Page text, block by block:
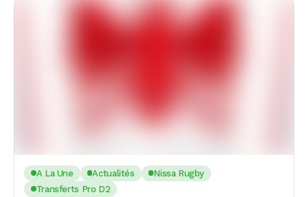
A La Une Actualités
Nissa Rugby
Transferts Pro D2